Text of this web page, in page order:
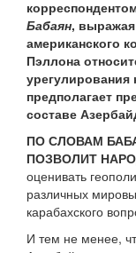
Бабаян,
американского
Пэллона
урегулирования
предполагает
составе
ПО СЛОВАМ
ПОЗВОЛИТ
оценивать
различных
карабахского
И тем не менее,